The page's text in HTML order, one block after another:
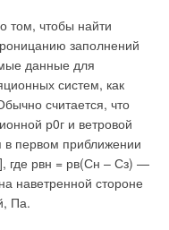
том, чтобы найти
заполнений
данные для
систем, как
считается, что
р0г и ветровой
первом приближении
где рвн = рв(Сн – Сз) —
наветренной стороне
Па.
требует
приборов
что неизбежно
поверочных
поверки.
отечественных
проливных
В процессе
возникают вопросы,
является
среды [1, 2].
является менее
разности
в помещении.
в помещении и более
по сравнению с